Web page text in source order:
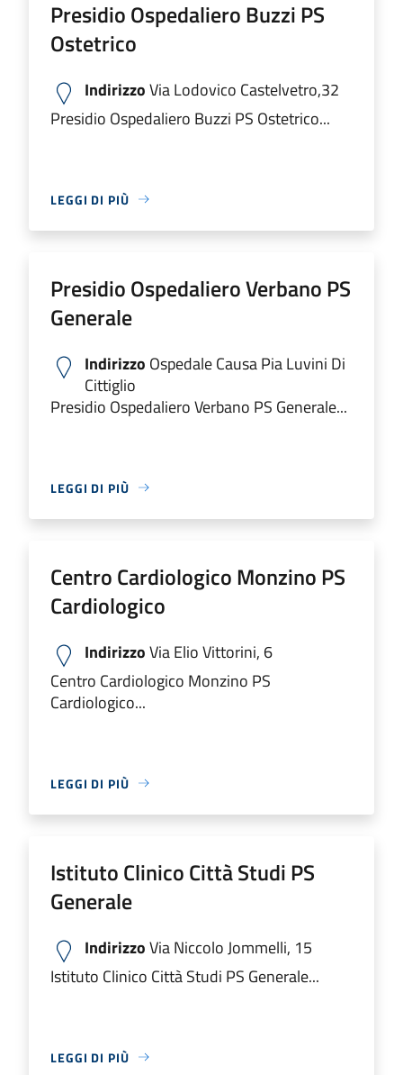
Presidio Ospedaliero Buzzi PS
Ostetrico
IndirizzoVia Lodovico Castelvetro,32
Presidio Ospedaliero Buzzi PS Ostetrico...
LEGGI DI PIÙ
Presidio Ospedaliero Verbano PS
Generale
Indirizzo Ospedale Causa Pia Luvini Di
Cittiglio
Presidio Ospedaliero Verbano PS Generale...
LEGGI DI PIÙ
Centro Cardiologico Monzino PS
Cardiologico
IndirizzoVia Elio Vittorini, 6
Centro Cardiologico Monzino PS
Cardiologico...
LEGGI DI PIÙ
Istituto Clinico Città Studi PS
Generale
IndirizzoVia Niccolo Jommelli, 15
Istituto Clinico Città Studi PS Generale...
LEGGI DI PIÙ